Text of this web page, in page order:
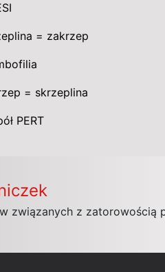
= zakrzep
= skrzeplina
PERT
związanych z zatorowością